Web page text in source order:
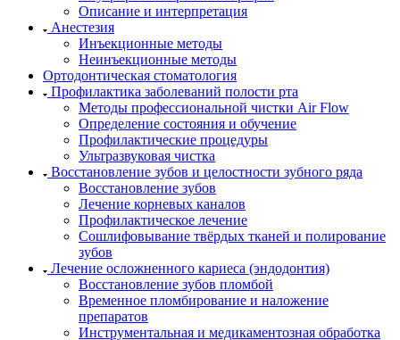
Описание и интерпретация
Анестезия
Инъекционные методы
Неинъекционные методы
Ортодонтическая стоматология
Профилактика заболеваний полости рта
Методы профессиональной чистки Air Flow
Определение состояния и обучение
Профилактические процедуры
Ультразвуковая чистка
Восстановление зубов и целостности зубного ряда
Восстановление зубов
Лечение корневых каналов
Профилактическое лечение
Сошлифовывание твёрдых тканей и полирование
зубов
Лечение осложненного кариеса (эндодонтия)
Восстановление зубов пломбой
Временное пломбирование и наложение
препаратов
Инструментальная и медикаментозная обработка